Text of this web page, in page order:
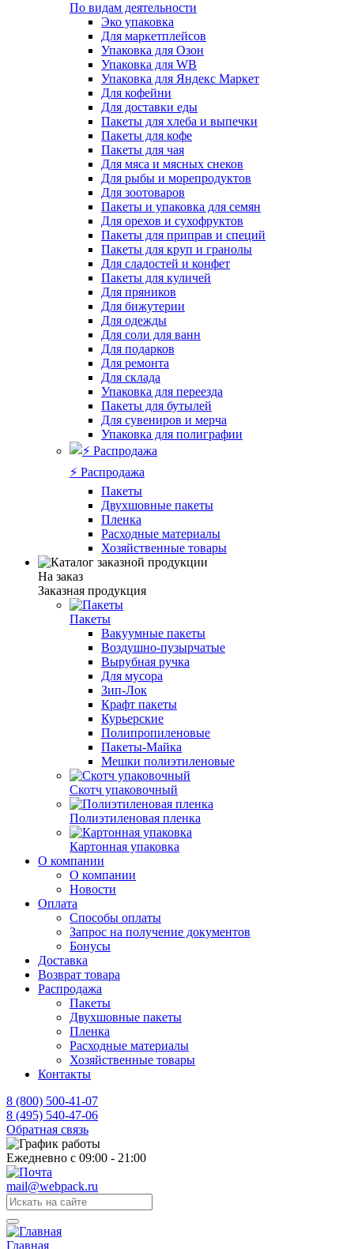
По видам деятельности
Эко упаковка
Для маркетплейсов
Упаковка для Озон
Упаковка для WB
Упаковка для Яндекс Маркет
Для кофейни
Для доставки еды
Пакеты для хлеба и выпечки
Пакеты для кофе
Пакеты для чая
Для мяса и мясных снеков
Для рыбы и морепродуктов
Для зоотоваров
Пакеты и упаковка для семян
Для орехов и сухофруктов
Пакеты для приправ и специй
Пакеты для круп и гранолы
Для сладостей и конфет
Пакеты для куличей
Для пряников
Для бижутерии
Для одежды
Для соли для ванн
Для подарков
Для ремонта
Для склада
Упаковка для переезда
Пакеты для бутылей
Для сувениров и мерча
Упаковка для полиграфии
⚡️ Распродажа
Пакеты
Двухшовные пакеты
Пленка
Расходные материалы
Хозяйственные товары
На заказ
Заказная продукция
Пакеты
Вакуумные пакеты
Воздушно-пузырчатые
Вырубная ручка
Для мусора
Зип-Лок
Крафт пакеты
Курьерские
Полипропиленовые
Пакеты-Майка
Мешки полиэтиленовые
Скотч упаковочный
Полиэтиленовая пленка
Картонная упаковка
О компании
О компании
Новости
Оплата
Способы оплаты
Запрос на получение документов
Бонусы
Доставка
Возврат товара
Распродажа
Пакеты
Двухшовные пакеты
Пленка
Расходные материалы
Хозяйственные товары
Контакты
8 (800) 500-41-07
8 (495) 540-47-06
Обратная связь
Ежедневно с 09:00 - 21:00
mail@webpack.ru
Главная